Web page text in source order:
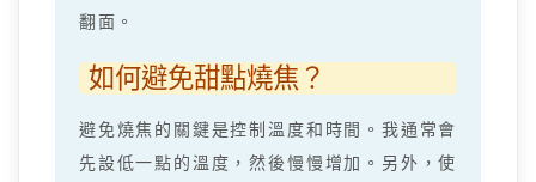
翻面。
如何避免甜點燒焦？
避免燒焦的關鍵是控制溫度和時間。我通常會
先設低一點的溫度，然後慢慢增加。另外，使